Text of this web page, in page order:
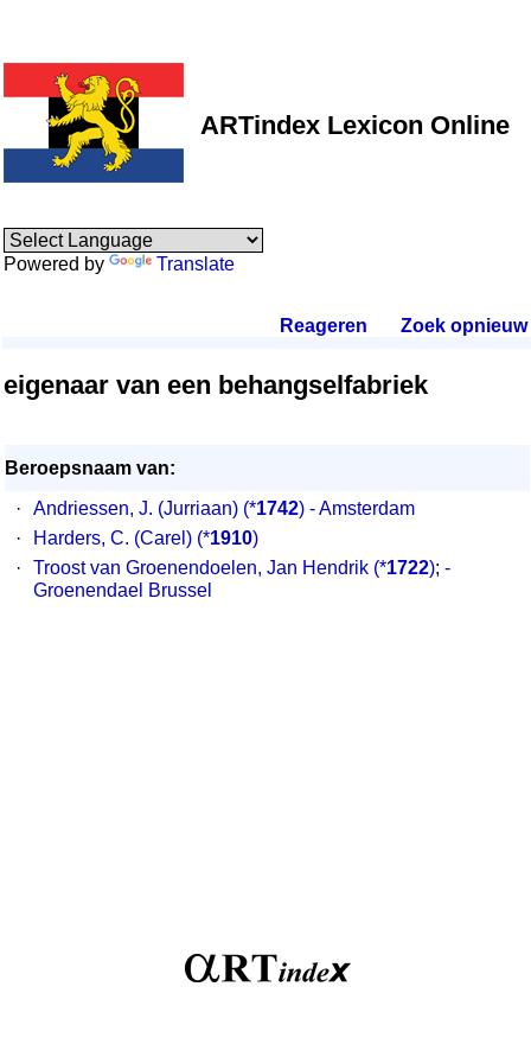
ARTindex Lexicon Online
Powered by Translate
Reageren Zoek opnieuw.
eigenaar van een behangselfabriek
Beroepsnaam van:
·
Andriessen, J. (Jurriaan) (*1742) - Amsterdam
·
Harders, C. (Carel) (*1910)
·
Troost van Groenendoelen, Jan Hendrik (*1722); -
Groenendael Brussel